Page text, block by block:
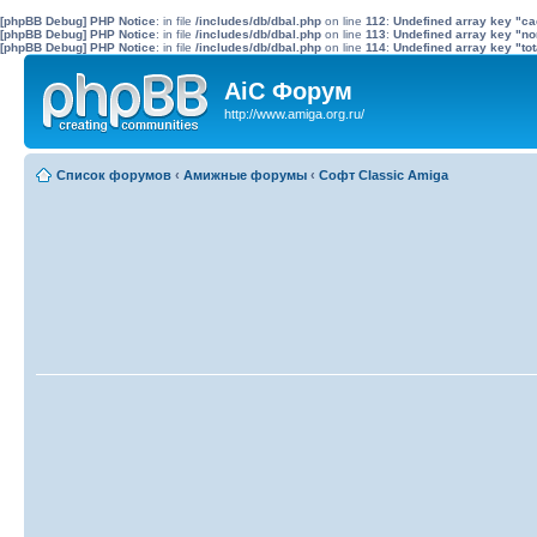
[phpBB Debug] PHP Notice: in file /includes/db/dbal.php on line 112: Undefined array key
[phpBB Debug] PHP Notice: in file /includes/db/dbal.php on line 113: Undefined array key
[phpBB Debug] PHP Notice: in file /includes/db/dbal.php on line 114: Undefined array key
AiC Форум
http://www.amiga.org.ru/
Список форумов ‹ Амижные форумы ‹ Софт Classic Amiga